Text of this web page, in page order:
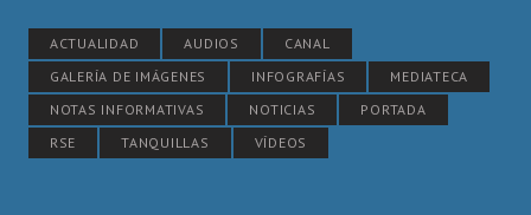
ACTUALIDAD AUDIOS
CANAL
GALERÍA DE IMÁGENES
INFOGRAFÍAS
MEDIATECA
NOTAS INFORMATIVAS
NOTICIAS
PORTADA
RSE
TANQUILLAS VÍDEOS